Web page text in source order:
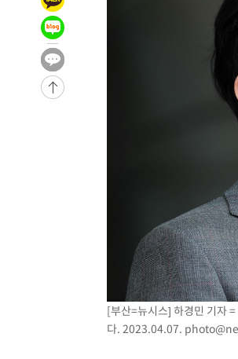
-30923초 전 >
[속보]원·달러 환율, 0.7원 내
-28522초 전 >
"여기 떨어졌다"…다누리, 스
-25567초 전 >
손흥민, 5경기 연속골 실패
-18168초 전 >
내일까지 39도 '펄펄'…기상
-17805초 전 >
트럼프, 한국계 진보 주지사
"美간섭에 합의 지연"…트럼
[속보]산업장관 "李정부, 원
[속보]경찰, '홍명보 선임 논란'
[속보]산업장관 "美무역법 제
[속보]코스피 매도사이드카 발
[속보]전남광주 초대 시민추천
서울 열대야 15일째 지속…비공
[속보]코스닥, 2.15포인트
[속보]코스피, 119.51포인트
6월 경상수지 497.3억 달러…두
[부산=뉴시스] 하경민 기자
다. 2023.04.07.